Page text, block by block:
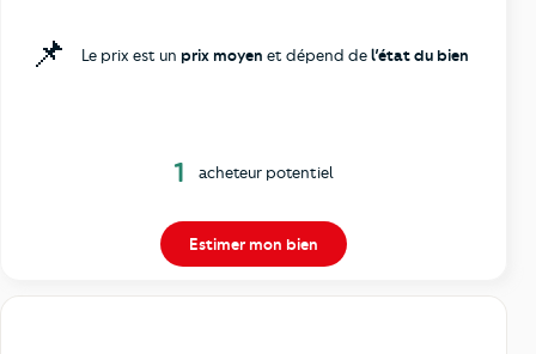
📌 Le prix est un prix moyen et dépend del’état du bien
1 acheteur potentiel
Estimer mon bien